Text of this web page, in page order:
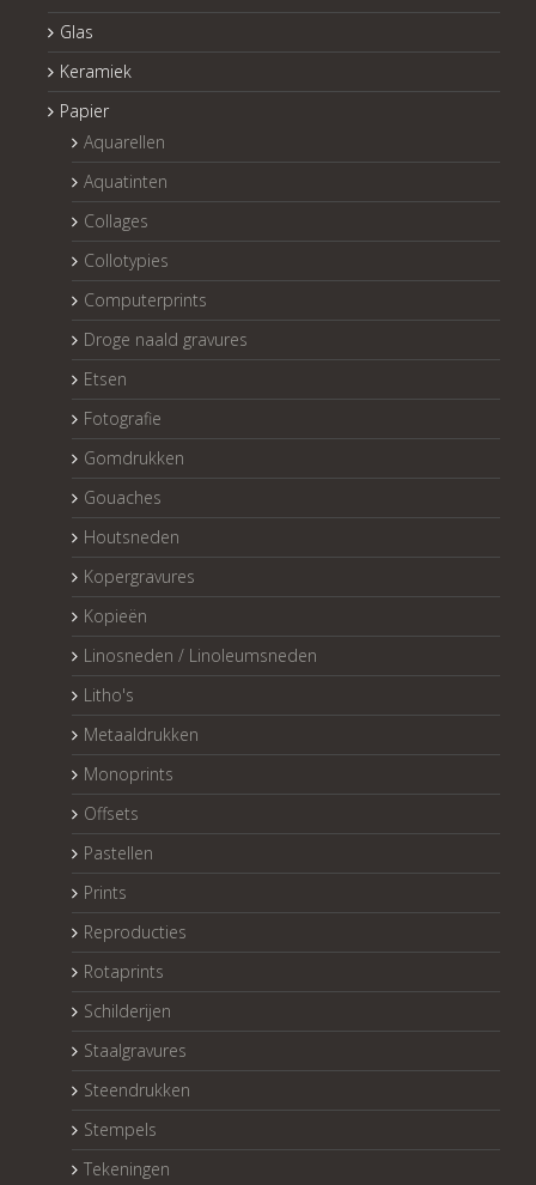
Glas
Keramiek
Papier
Aquarellen
Aquatinten
Collages
Collotypies
Computerprints
Droge naald gravures
Etsen
Fotografie
Gomdrukken
Gouaches
Houtsneden
Kopergravures
Kopieën
Linosneden / Linoleumsneden
Litho's
Metaaldrukken
Monoprints
Offsets
Pastellen
Prints
Reproducties
Rotaprints
Schilderijen
Staalgravures
Steendrukken
Stempels
Tekeningen